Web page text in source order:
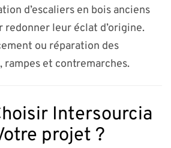
d’escaliers en bois anciens
redonner leur éclat d’origine.
ou réparation des
rampes et contremarches.
Intersourcia
projet ?